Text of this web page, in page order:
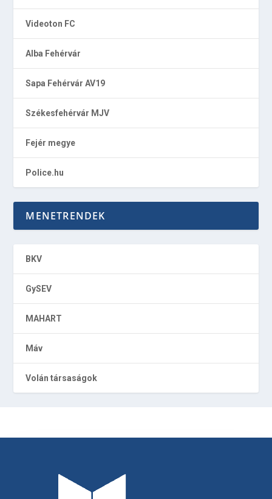
Videoton FC
Alba Fehérvár
Sapa Fehérvár AV19
Székesfehérvár MJV
Fejér megye
Police.hu
MENETRENDEK
BKV
GySEV
MAHART
Máv
Volán társaságok